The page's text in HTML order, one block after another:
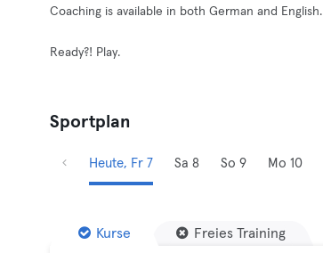
Coaching is available in both German and English.
Ready?! Play.
Sportplan
Heute, Fr 7 Sa 8 So 9 Mo 10
Kurse Freies Training